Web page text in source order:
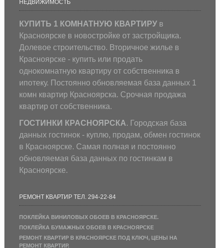
НЕДВИЖИМОСТЬ
КУПИТЬ 1 КОМНАТНУЮ КВАРТИРУв
Красноярске в новостройке от застройщика.
Долевое строительство. Вторичное жилье в
Красноярске - купить или продать
однокомнатную квартиру от собственника в
ипотеку. Постоянно обновляемая база данных 1
комн квартир Красноярска. Срочная продажа
квартир от собственника.
ГОСТИНКИ КРАСНОЯРСКА. Городская база
данных гостинок - куплю, продам, обмен гостинок
в Красноярске. Самая полная и постоянно
обновляемая база данных по гостинкам в
Красноярске.
РЕМОНТ КВАРТИР ТЕЛ. 294-22-84
ПОКЛЕЙКА ВИНИЛОВЫХ ОБОЕВ В КРАСНОЯРСКЕ.
ПОКЛЕЙКА БУМАЖНЫХ ОБОЕВ В КРАСНОЯРСКЕ
РЕМОНТ КВАРТИР В КРАСНОЯРСКЕ ПОД КЛЮЧ, ЦЕНЫ НА
РЕМОНТ КВАРТИР.